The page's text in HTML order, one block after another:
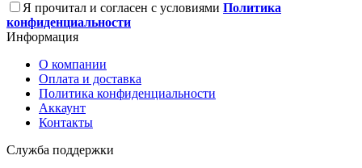
Я прочитал и согласен с условиями Политика
конфиденциальности
Информация
О компании
Оплата и доставка
Политика конфиденциальности
Аккаунт
Контакты
Служба поддержки